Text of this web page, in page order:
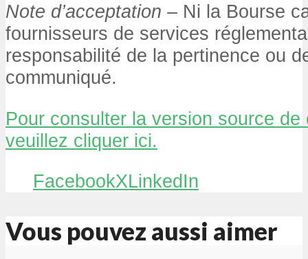
Note d’acceptation – Ni la Bourse
fournisseurs de services
responsabilité de la pertinence ou
communiqué.
Pour consulter la version source de
veuillez cliquer ici.
FacebookXLinkedIn
Vous pouvez aussi aimer